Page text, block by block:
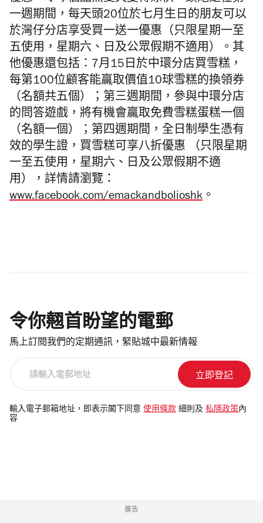
一週期間，每天頭20位於七月生日的朋友可以
於灣仔分店享受買一送一優惠（只限星期一至
五使用，星期六、日及公眾假期不適用）
。 其
他優惠還包括：7月 15 日於中環分店買雪糕，
每第100位顧客能贏取價值10球雪糕的換領券
（名額共五個）；第三週期間，參與中環分店
的問答遊戲，將有機會贏取免費雪糕蛋糕一個
（名額一個）；第四週期間， 全日制學生憑有
效的學生證，買雪糕可享八折優惠 （只限星期
一至五使用，星期六、日及公眾假期不適
用），詳情請瀏覽：
www.facebook.com/emackandbolioshk 。
令你翹首盼望的電郵
馬上訂閱我們的定期通訊，緊貼城中最新情報
電
郵
輸入電子郵箱地址，即表示閣下同意 使用條款 細則及 私隱政策 內
容
廣告